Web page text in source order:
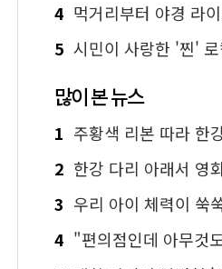
4 먹거리부터 야경 라이브까지…
5 시민이 사랑한 '찐' 로컬 명소 어디
많이 본 뉴스
1 주황색 리본 따라 한강부터 메타세쿼이
2 한강 다리 아래서 영화 한 편! '
3 우리 아이 체력이 쑥쑥! 클라이밍
4 "편의점인데 아무것도 안 팔아요" 서울